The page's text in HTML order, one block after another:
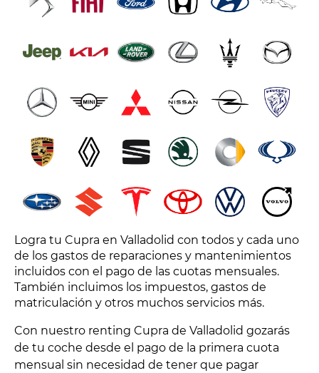
Logra tu Cupra en Valladolid con todos y cada uno
de los gastos de reparaciones y mantenimientos
incluidos con el pago de las cuotas mensuales.
También incluimos los impuestos, gastos de
matriculación y otros muchos servicios más.
Con nuestro renting Cupra de Valladolid gozarás
de tu coche desde el pago de la primera cuota
mensual sin necesidad de tener que pagar